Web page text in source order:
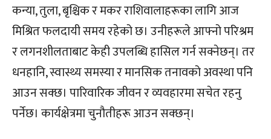
कन्या, तुला, बृश्चिक र मकर राशिवालाहरूका लागि आज
मिश्रित फलदायी समय रहेको छ। उनीहरूले आफ्नो परिश्रम
र लगनशीलताबाट केही उपलब्धि हासिल गर्न सक्नेछन्। तर
धनहानि, स्वास्थ्य समस्या र मानसिक तनावको अवस्था पनि
आउन सक्छ। पारिवारिक जीवन र व्यवहारमा सचेत रहनु
पर्नेछ। कार्यक्षेत्रमा चुनौतीहरू आउन सक्छन्।